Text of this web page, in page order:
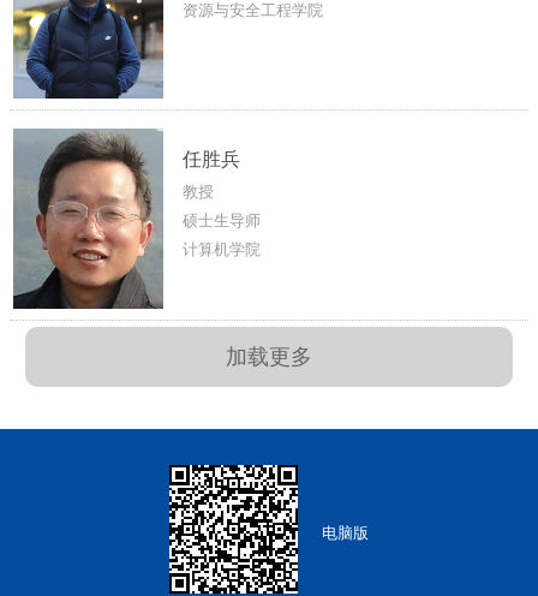
资源与安全工程学院
任胜兵
教授
硕士生导师
计算机学院
加载更多
电脑版